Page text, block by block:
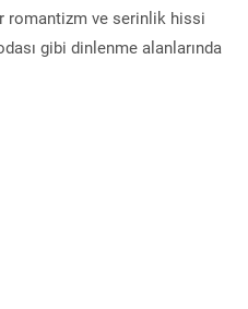
romantizm ve serinlik hissi
gibi dinlenme alanlarında